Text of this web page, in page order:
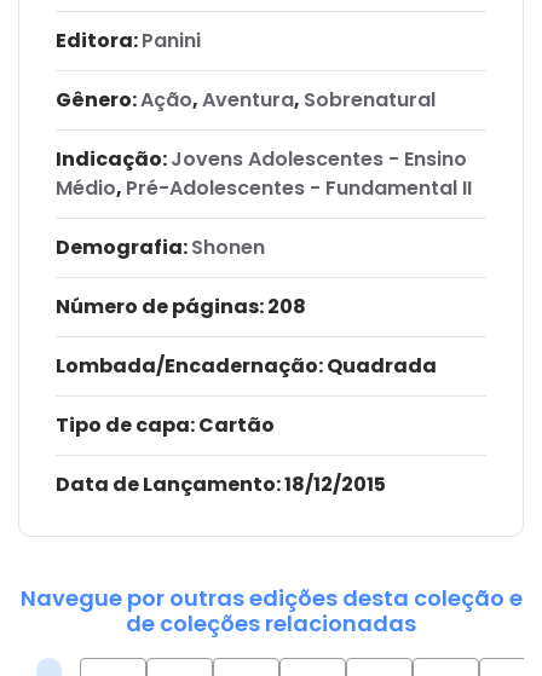
Editora:Panini
Gênero:Ação,Aventura, Sobrenatural
Indicação:Jovens Adolescentes - Ensino
Médio, Pré-Adolescentes - Fundamental II
Demografia:Shonen
Número de páginas: 208
Lombada/Encadernação: Quadrada
Tipo de capa:Cartão
Data de Lançamento:18/12/2015
Navegue por outras edições desta coleção e
de coleções relacionadas